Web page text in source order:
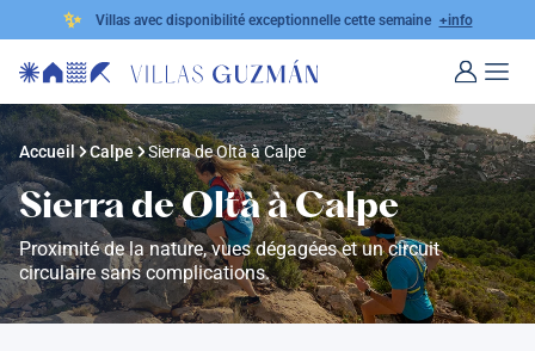
✨ Villas avec disponibilité exceptionnelle cette semaine +info
Accueil Calpe Sierra de Oltà à Calpe
Sierra de Oltà à Calpe
Proximité de la nature, vues dégagées et un circuit
circulaire sans complications.